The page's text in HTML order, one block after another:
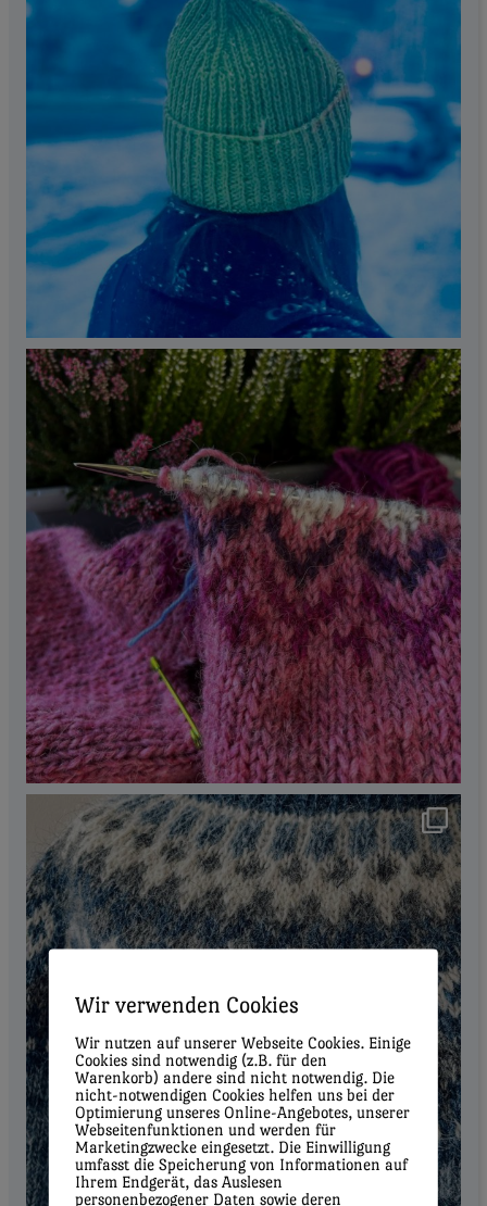
Wir verwenden Cookies
Wir nutzen auf unserer Webseite Cookies. Einige
Cookies sind notwendig (z.B. für den
Warenkorb) andere sind nicht notwendig. Die
nicht-notwendigen Cookies helfen uns bei der
Optimierung unseres Online-Angebotes, unserer
Webseitenfunktionen und werden für
Marketingzwecke eingesetzt. Die Einwilligung
umfasst die Speicherung von Informationen auf
Ihrem Endgerät, das Auslesen
personenbezogener Daten sowie deren